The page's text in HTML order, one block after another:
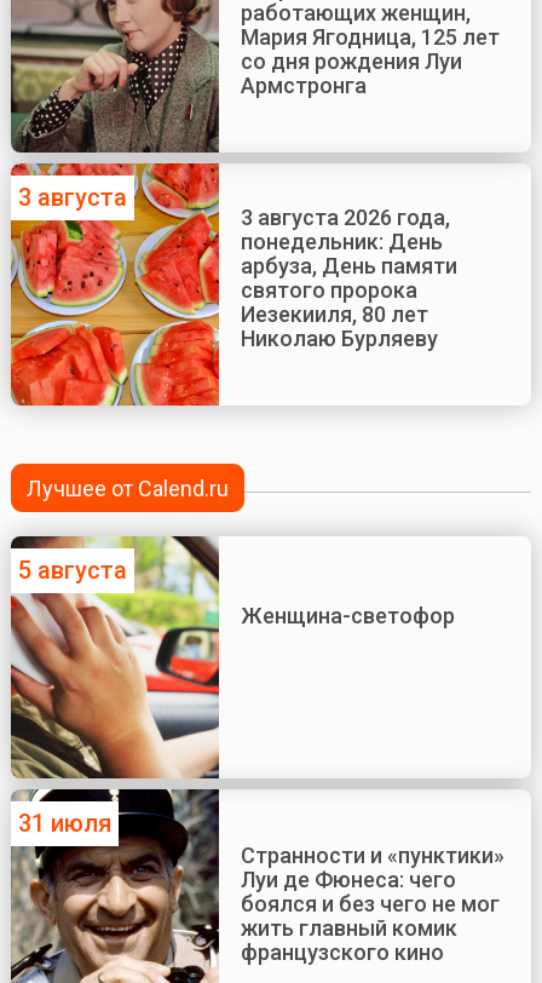
работающих женщин,
Мария Ягодница, 125 лет
со дня рождения Луи
Армстронга
3 августа
3 августа 2026 года,
понедельник: День
арбуза, День памяти
святого пророка
Иезекииля, 80 лет
Николаю Бурляеву
Лучшее от Calend.ru
5 августа
Женщина-светофор
31 июля
Странности и «пунктики»
Луи де Фюнеса: чего
боялся и без чего не мог
жить главный комик
французского кино